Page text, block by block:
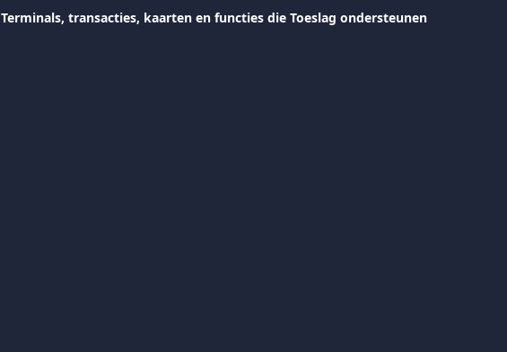
Terminals, transacties, kaarten en functies die Toeslag ondersteunen